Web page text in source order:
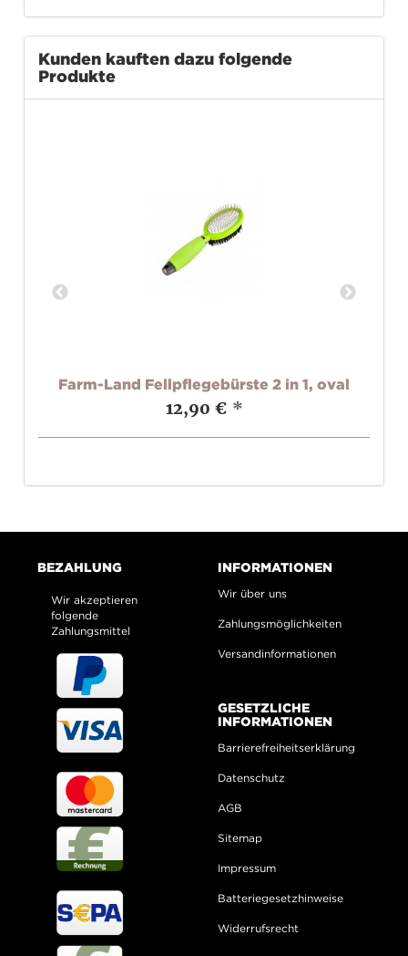
Kunden kauften dazu folgende
Produkte
Farm-Land Fellpflegebürste 2 in 1, oval
12,90 € *
BEZAHLUNG
Wir akzeptieren
folgende
Zahlungsmittel
INFORMATIONEN
Wir über uns
Zahlungsmöglichkeiten
Versandinformationen
GESETZLICHE
INFORMATIONEN
Barrierefreiheitserklärung
Datenschutz
AGB
Sitemap
Impressum
Batteriegesetzhinweise
Widerrufsrecht